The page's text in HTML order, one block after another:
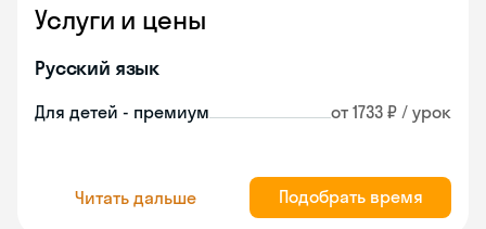
Услуги и цены
Русский язык
Для детей - премиум от 1733 ₽ / урок
Читать дальше Подобрать время